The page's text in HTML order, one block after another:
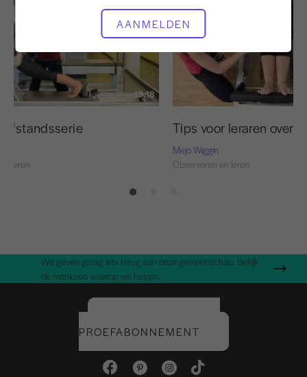
AANMELDEN
13:18
leren
Tips voor leraren over
Mejo Wiggin
Observeren en leren
We geven graag iets terug aan onze gemeenschap. Bekijk
de manieren waarop we helpen.
PROEFABONNEMENT